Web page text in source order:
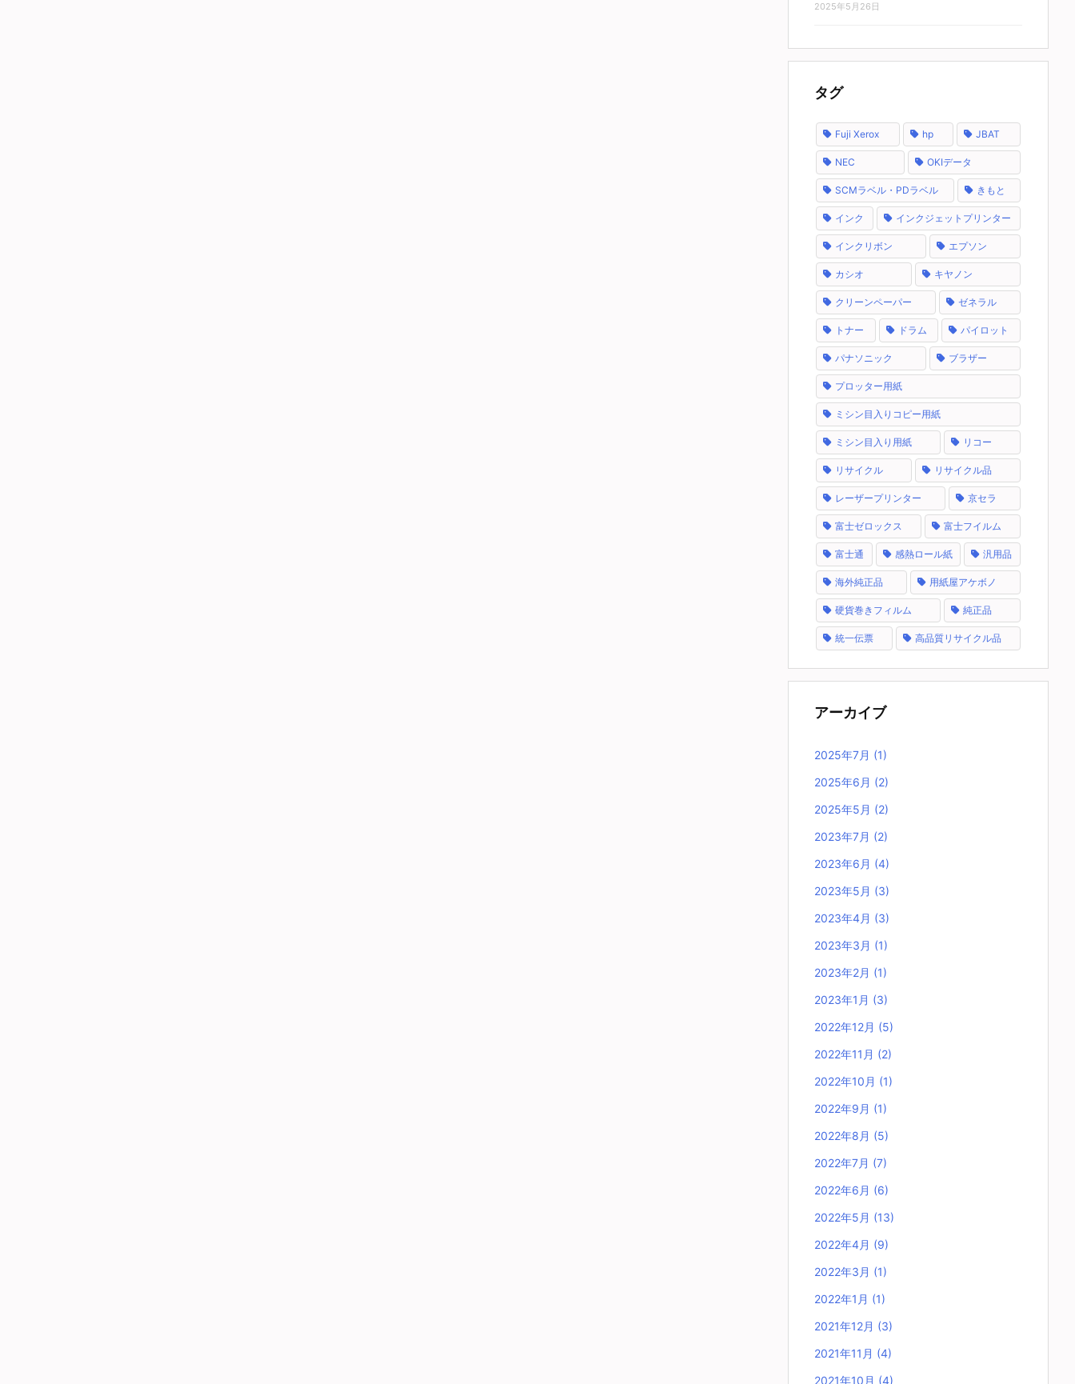
2025年5月26日
タグ
Fuji Xerox hp JBAT
NEC OKIデータ
SCMラベル・PDラベル きもと
インク インクジェットプリンター
インクリボン エプソン
カシオ キヤノン
クリーンペーパー ゼネラル
トナー ドラム パイロット
パナソニック ブラザー
プロッター用紙
ミシン目入りコピー用紙
ミシン目入り用紙 リコー
リサイクル リサイクル品
レーザープリンター 京セラ
富士ゼロックス 富士フイルム
富士通 感熱ロール紙 汎用品
海外純正品 用紙屋アケボノ
硬貨巻きフィルム 純正品
統一伝票 高品質リサイクル品
アーカイブ
2025年7月 (1)
2025年6月 (2)
2025年5月 (2)
2023年7月 (2)
2023年6月 (4)
2023年5月 (3)
2023年4月 (3)
2023年3月 (1)
2023年2月 (1)
2023年1月 (3)
2022年12月 (5)
2022年11月 (2)
2022年10月 (1)
2022年9月 (1)
2022年8月 (5)
2022年7月 (7)
2022年6月 (6)
2022年5月 (13)
2022年4月 (9)
2022年3月 (1)
2022年1月 (1)
2021年12月 (3)
2021年11月 (4)
2021年10月 (4)